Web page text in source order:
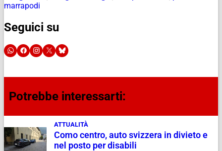
marrapodi
Seguici su
Potrebbe interessarti:
ATTUALITÀ
Como centro, auto svizzera in divieto e
nel posto per disabili